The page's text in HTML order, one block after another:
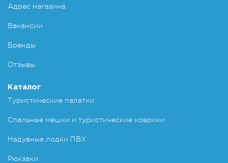
Адрес магазина
Вакансии
Бренды
Отзывы
Каталог
Туристические палатки
Спальные мешки и туристические коврики
Надувные лодки ПВХ
Рюкзаки